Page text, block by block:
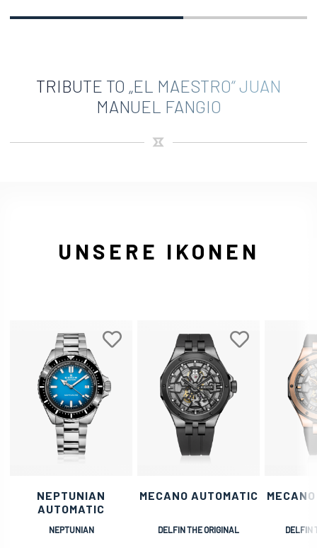
TRIBUTE TO „EL MAESTRO“ JUAN
MANUEL FANGIO
UNSERE IKONEN
NEPTUNIAN
AUTOMATIC
NEPTUNIAN
MECANO AUTOMATIC
DELFIN THE ORIGINAL DELFIN